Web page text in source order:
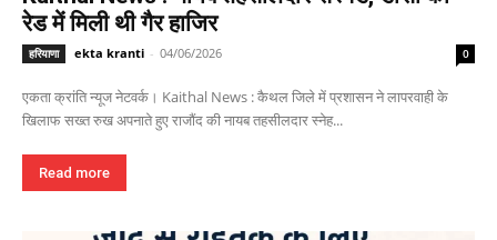
रेड में मिली थी गैर हाजिर
हरियाणा ekta kranti - 04/06/2026 0
एकता क्रांति न्यूज नेटवर्क। Kaithal News : कैथल जिले में प्रशासन ने लापरवाही के
खिलाफ सख्त रुख अपनाते हुए राजौंद की नायब तहसीलदार स्नेह...
Read more